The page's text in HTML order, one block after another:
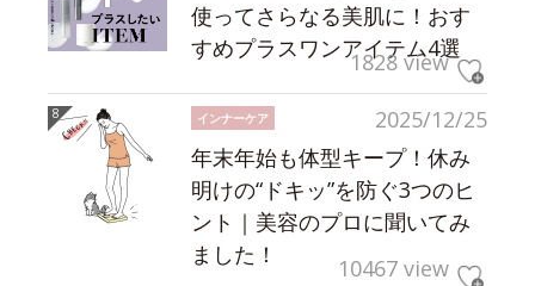
使ってさらなる美肌に！おす
すめプラスワンアイテム4選
1828 view
2025/12/25
インナーケア
年末年始も体型キープ！休み
明けの“ドキッ”を防ぐ3つのヒ
ント｜美容のプロに聞いてみ
ました！
10467 view